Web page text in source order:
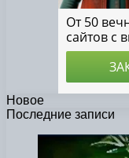
Новое
Последние записи